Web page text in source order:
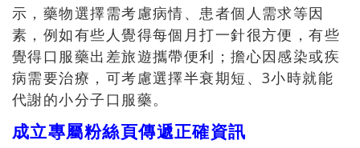
示，藥物選擇需考慮病情、患者個人需求等因
素，例如有些人覺得每個月打一針很方便，有些
覺得口服藥出差旅遊攜帶便利；擔心因感染或疾
病需要治療，可考慮選擇半衰期短、3小時就能
代謝的小分子口服藥。
成立專屬粉絲頁傳遞正確資訊